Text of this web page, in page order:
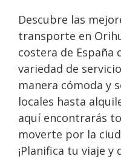
Descubre las
transporte en
costera de España
variedad de
manera cómoda y
locales hasta
aquí encontrarás
moverte por la
¡Planifica tu viaje